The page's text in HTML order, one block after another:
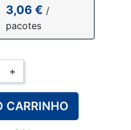
3,06 € /
pacotes
+
CARRINHO